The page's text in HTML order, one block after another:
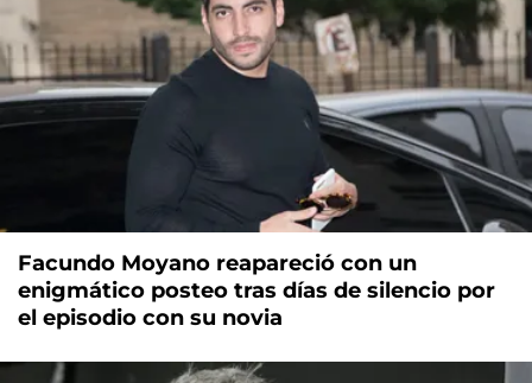
Facundo Moyano reapareció con un
enigmático posteo tras días de silencio por
el episodio con su novia